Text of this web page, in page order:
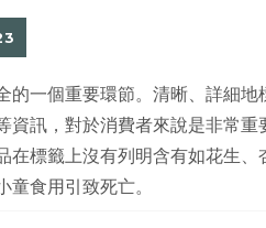
的一個重要環節。清晰、詳細地
資訊，對於消費者來說是非常重
在標籤上沒有列明含有如花生、
童食用引致死亡。